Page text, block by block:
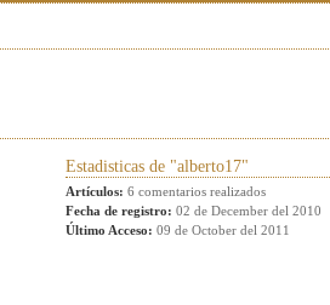
Estadisticas de "alberto17"
Artículos: 6 comentarios realizados
Fecha de registro: 02 de December del 2010
Último Acceso: 09 de October del 2011